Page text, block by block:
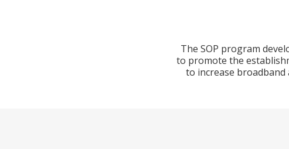
The SOP program
to promote the
to increase